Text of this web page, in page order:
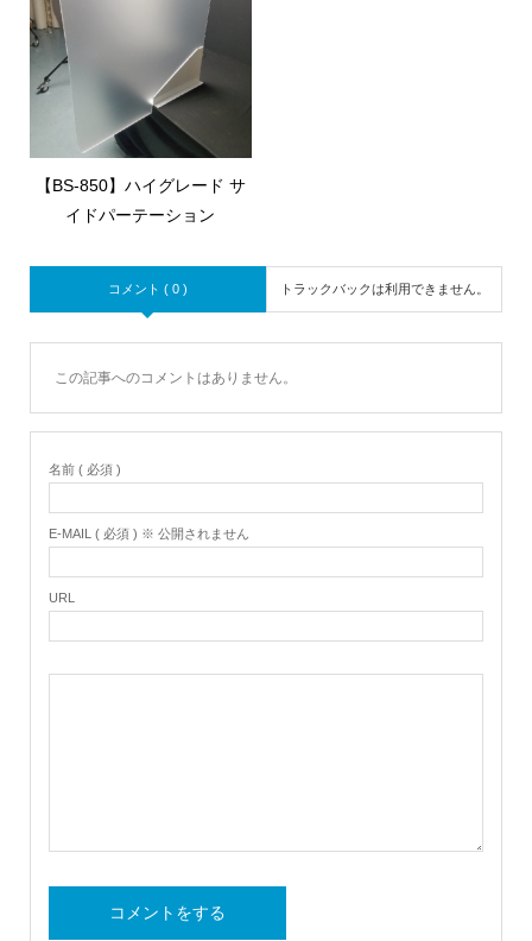
【BS-850】ハイグレード サ
イドパーテーション
コメント ( 0 ) トラックバックは利用できません。
この記事へのコメントはありません。
名前 ( 必須 )
E-MAIL ( 必須 ) ※ 公開されません
URL